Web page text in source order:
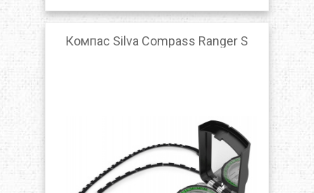
Компас Silva Compass Ranger S